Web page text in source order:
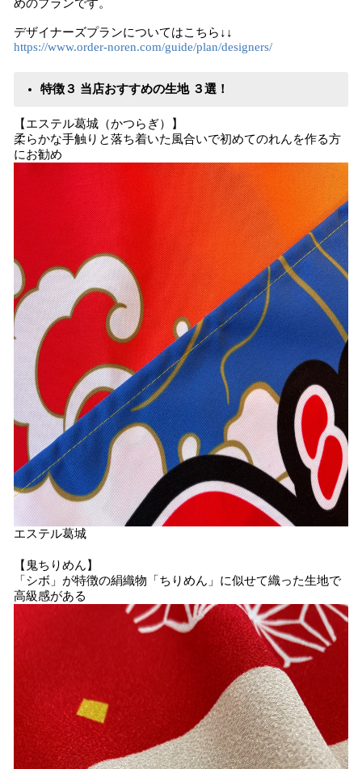
めのプランです。
デザイナーズプランについてはこちら↓↓
https://www.order-noren.com/guide/plan/designers/
特徴３ 当店おすすめの生地 ３選！
【エステル葛城（かつらぎ）】
柔らかな手触りと落ち着いた風合いで初めてのれんを作る方
にお勧め
エステル葛城
【鬼ちりめん】
「シボ」が特徴の絹織物「ちりめん」に似せて織った生地で
高級感がある